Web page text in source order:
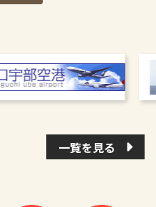
一覧を見る